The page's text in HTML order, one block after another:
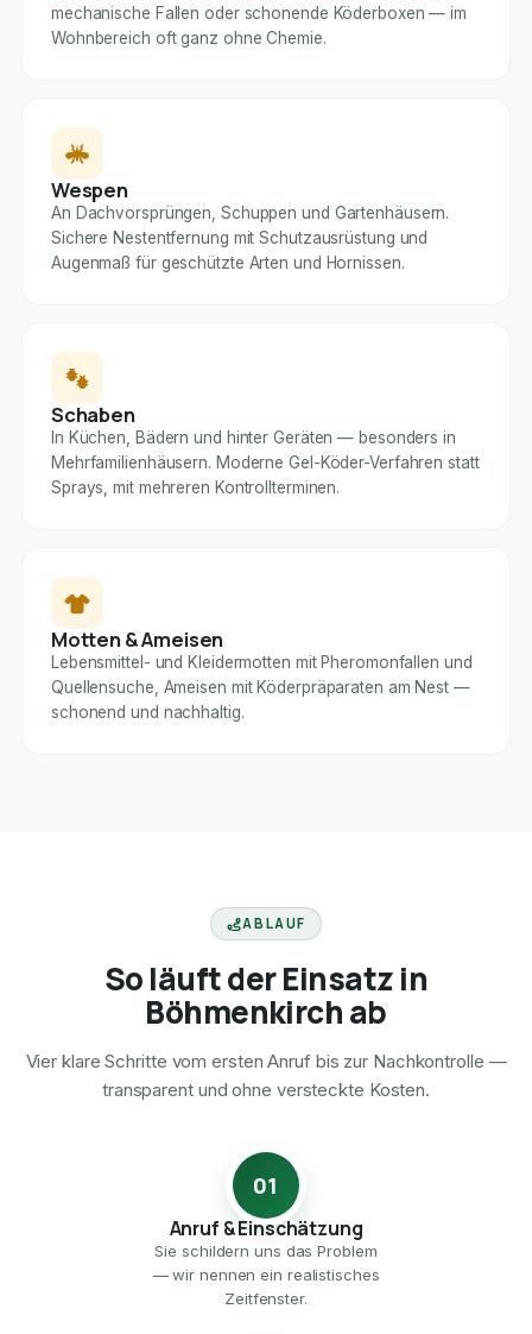
mechanische Fallen oder schonende Köderboxen — im
Wohnbereich oft ganz ohne Chemie.
Wespen
An Dachvorsprüngen, Schuppen und Gartenhäusern.
Sichere Nestentfernung mit Schutzausrüstung und
Augenmaß für geschützte Arten und Hornissen.
Schaben
In Küchen, Bädern und hinter Geräten — besonders in
Mehrfamilienhäusern. Moderne Gel-Köder-Verfahren statt
Sprays, mit mehreren Kontrollterminen.
Motten & Ameisen
Lebensmittel- und Kleidermotten mit Pheromonfallen und
Quellensuche, Ameisen mit Köderpräparaten am Nest —
schonend und nachhaltig.
ABLAUF
So läuft der Einsatz in
Böhmenkirch ab
Vier klare Schritte vom ersten Anruf bis zur Nachkontrolle —
transparent und ohne versteckte Kosten.
01
Anruf & Einschätzung
Sie schildern uns das Problem
— wir nennen ein realistisches
Zeitfenster.